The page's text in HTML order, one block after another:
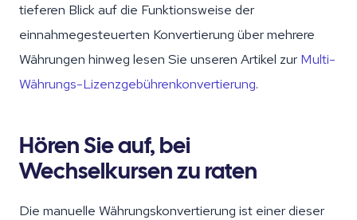
tieferen Blick auf die Funktionsweise der
einnahmegesteuerten Konvertierung über mehrere
Währungen hinweg lesen Sie unseren Artikel zur Multi-
Währungs-Lizenzgebührenkonvertierung.
Hören Sie auf, bei
Wechselkursen zu raten
Die manuelle Währungskonvertierung ist einer dieser